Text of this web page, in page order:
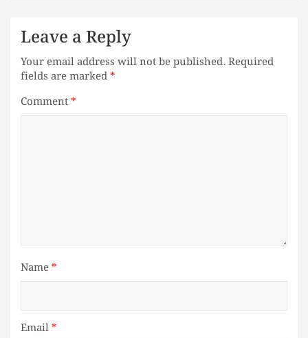
Leave a Reply
Your email address will not be published.Required
fields are marked*
Comment*
Name*
Email*